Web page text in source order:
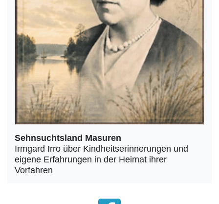
Sehnsuchtsland Masuren
Irmgard Irro über Kindheitserinnerungen und
eigene Erfahrungen in der Heimat ihrer
Vorfahren